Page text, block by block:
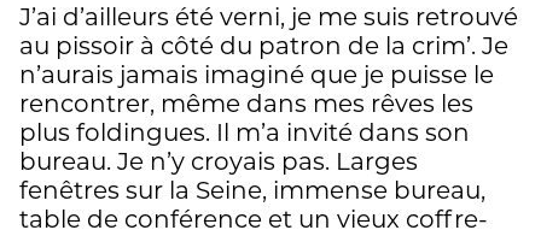
J’ai d’ailleurs été verni, je me suis retrouvé
au pissoir à côté du patron de la crim’. Je
n’aurais jamais imaginé que je puisse le
rencontrer, même dans mes rêves les
plus foldingues. Il m’a invité dans son
bureau. Je n’y croyais pas. Larges
fenêtres sur la Seine, immense bureau,
table de conférence et un vieux coffre-